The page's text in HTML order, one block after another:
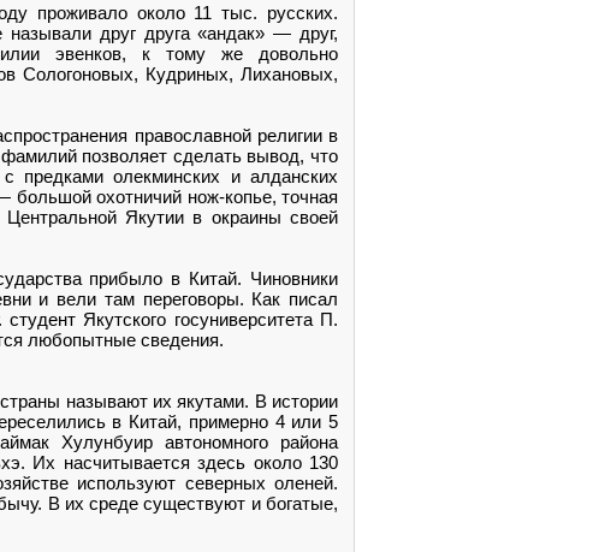
проживало около 11 тыс. русских.
друг друга «андак» — друг,
эвенков, к тому же довольно
Сологоновых, Кудриных, Лихановых,
православной религии в
позволяет сделать вывод, что
предками олекминских и алданских
охотничий нож-копье, точная
Якутии в окраины своей
прибыло в Китай. Чиновники
и вели там переговоры. Как писал
Якутского госуниверситета П.
любопытные сведения.
называют их якутами. В истории
в Китай, примерно 4 или 5
Хулунбуир автономного района
Их насчитывается здесь около 130
используют северных оленей.
В их среде существуют и богатые,